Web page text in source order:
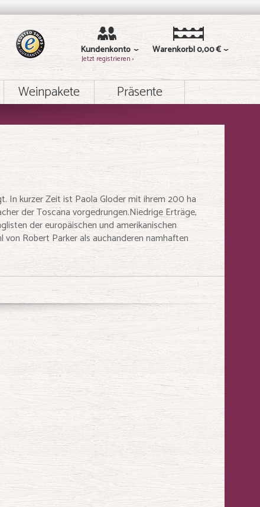
Kundenkonto
Jetzt registrieren ›
Warenkorb 0,00 €
Weinpakete Präsente
In kurzer Zeit ist Paola Gloder mit ihrem 200 ha
der Toscana vorgedrungen.Niedrige Erträge,
der europäischen und amerikanischen
Robert Parker als auchanderen namhaften